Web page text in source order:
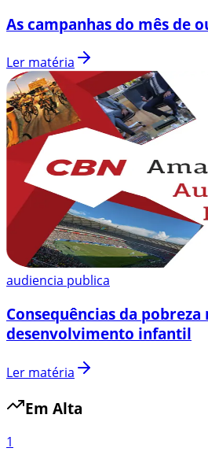
As campanhas do mês de
Ler matéria
audiencia publica
Consequências da pobreza
desenvolvimento infantil
Ler matéria
Em Alta
1